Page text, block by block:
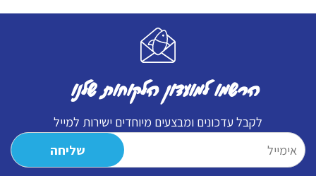
הרשמו למועדון הלקוחות שלנו
לקבל עדכונים ומבצעים מיוחדים ישירות למייל